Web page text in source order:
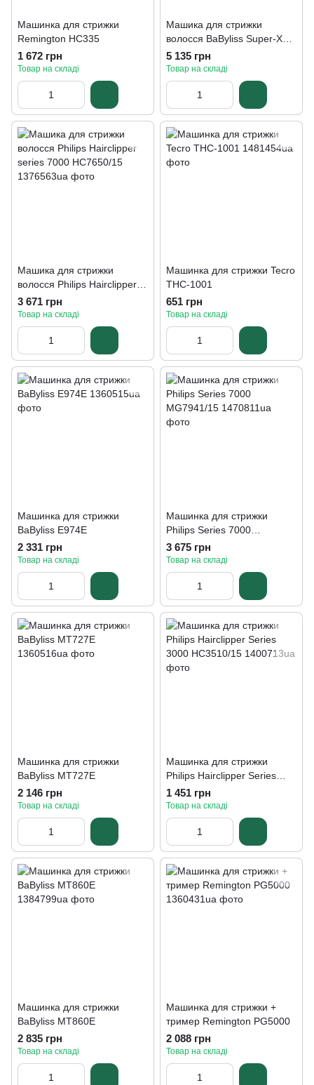
Машинка для стрижки
Remington HC335
1 672 грн
Товар на складі
Машика для стрижки
волосся BaByliss Super-X
Metal Black Edition E991E
5 135 грн
Товар на складі
Машика для стрижки
волосся Philips Hairclipper
series 7000 HC7650/15
3 671 грн
Товар на складі
Машинка для стрижки Tecro
THC-1001
651 грн
Товар на складі
Машинка для стрижки
BaByliss E974E
2 331 грн
Товар на складі
Машинка для стрижки
Philips Series 7000
MG7941/15
3 675 грн
Товар на складі
Машинка для стрижки
BaByliss MT727E
2 146 грн
Товар на складі
Машинка для стрижки
Philips Hairclipper Series
3000 HC3510/15
1 451 грн
Товар на складі
Машинка для стрижки
BaByliss MT860E
2 835 грн
Товар на складі
Машинка для стрижки +
тример Remington PG5000
2 088 грн
Товар на складі